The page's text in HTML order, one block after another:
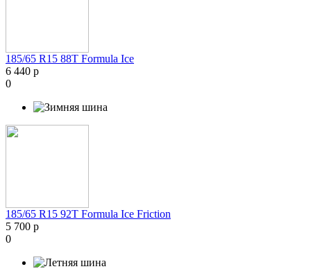
185/65 R15 88T Formula Ice
6 440 р
0
185/65 R15 92T Formula Ice Friction
5 700 р
0